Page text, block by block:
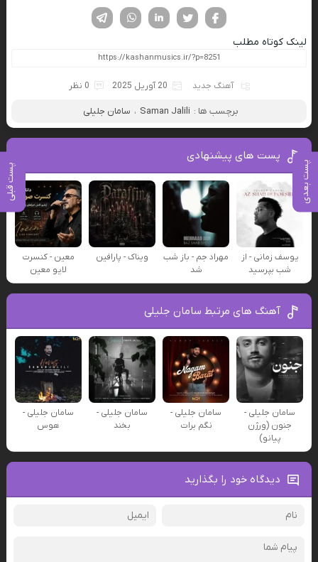
پست بعدی پست قبلی
لینکدین تویتر
فیسوک
لینک کوتاه مطلب
آهنگ جدید 20 آوریل 2025 0 نظر
برچسب ها : Saman Jalili ، سامان جلیلی
پست های پیشنهادی
یوسف زمانی - از
شب بپرسید
مهراد جم - باز شب
شد
ویناک - پارافین
معین - کنسرت
لایو معین
آهنگ های مرتبط سامان جلیلی
سامان جلیلی -
جنون (ورژن
پیانو)
سامان جلیلی -
نگم برات
سامان جلیلی -
بخند
سامان جلیلی -
هوس
دیدگاه خود را بگذارید